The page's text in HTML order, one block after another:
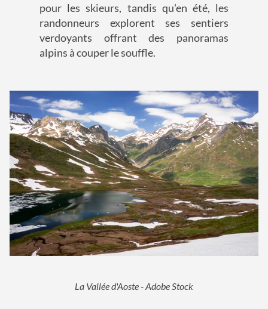
pour les skieurs, tandis qu'en été, les
randonneurs explorent ses sentiers
verdoyants offrant des panoramas
alpins à couper le souffle.
La Vallée d'Aoste - Adobe Stock